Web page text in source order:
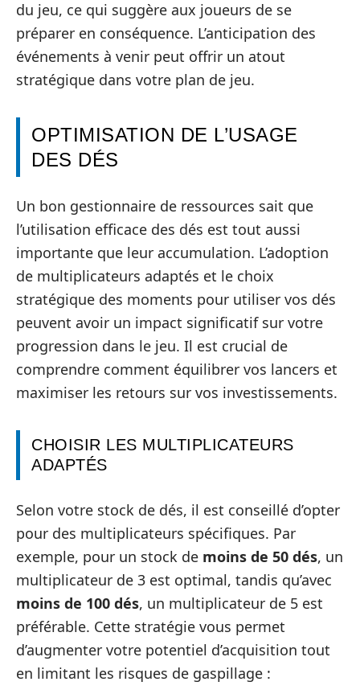
du jeu, ce qui suggère aux joueurs de se
préparer en conséquence. L’anticipation des
événements à venir peut offrir un atout
stratégique dans votre plan de jeu.
OPTIMISATION DE L’USAGE
DES DÉS
Un bon gestionnaire de ressources sait que
l’utilisation efficace des dés est tout aussi
importante que leur accumulation. L’adoption
de multiplicateurs adaptés et le choix
stratégique des moments pour utiliser vos dés
peuvent avoir un impact significatif sur votre
progression dans le jeu. Il est crucial de
comprendre comment équilibrer vos lancers et
maximiser les retours sur vos investissements.
CHOISIR LES MULTIPLICATEURS
ADAPTÉS
Selon votre stock de dés, il est conseillé d’opter
pour des multiplicateurs spécifiques. Par
exemple, pour un stock de moins de 50 dés, un
multiplicateur de 3 est optimal, tandis qu’avec
moins de 100 dés, un multiplicateur de 5 est
préférable. Cette stratégie vous permet
d’augmenter votre potentiel d’acquisition tout
en limitant les risques de gaspillage :